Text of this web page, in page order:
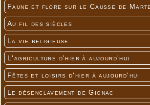
Faune et flore sur le Causse de
Au fil des siècles
La vie religieuse
L'agriculture d'hier à aujourd'hui
Fêtes et loisirs d'hier à aujourd'hui
Le désenclavement de Gignac